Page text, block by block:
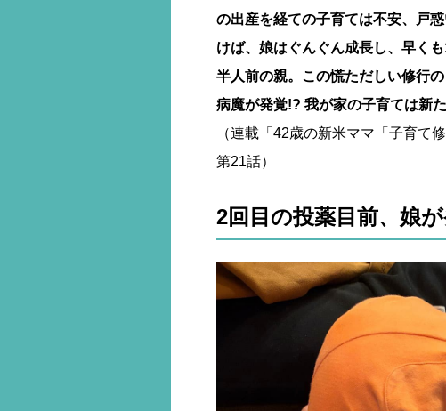
の出産を経ての子育ては不安、戸
けば、娘はぐんぐん成長し、早く
半人前の親。この慌ただしい修行
病魔が発覚!? 我が家の子育ては新
（連載「42歳の新米ママ「子育て
第21話）
2回目の投薬目前、娘